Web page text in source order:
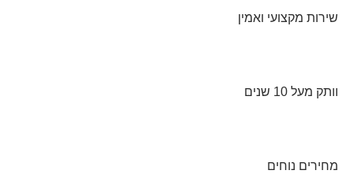
שירות מקצועי ואמין
וותק מעל 10 שנים
מחירים נוחים